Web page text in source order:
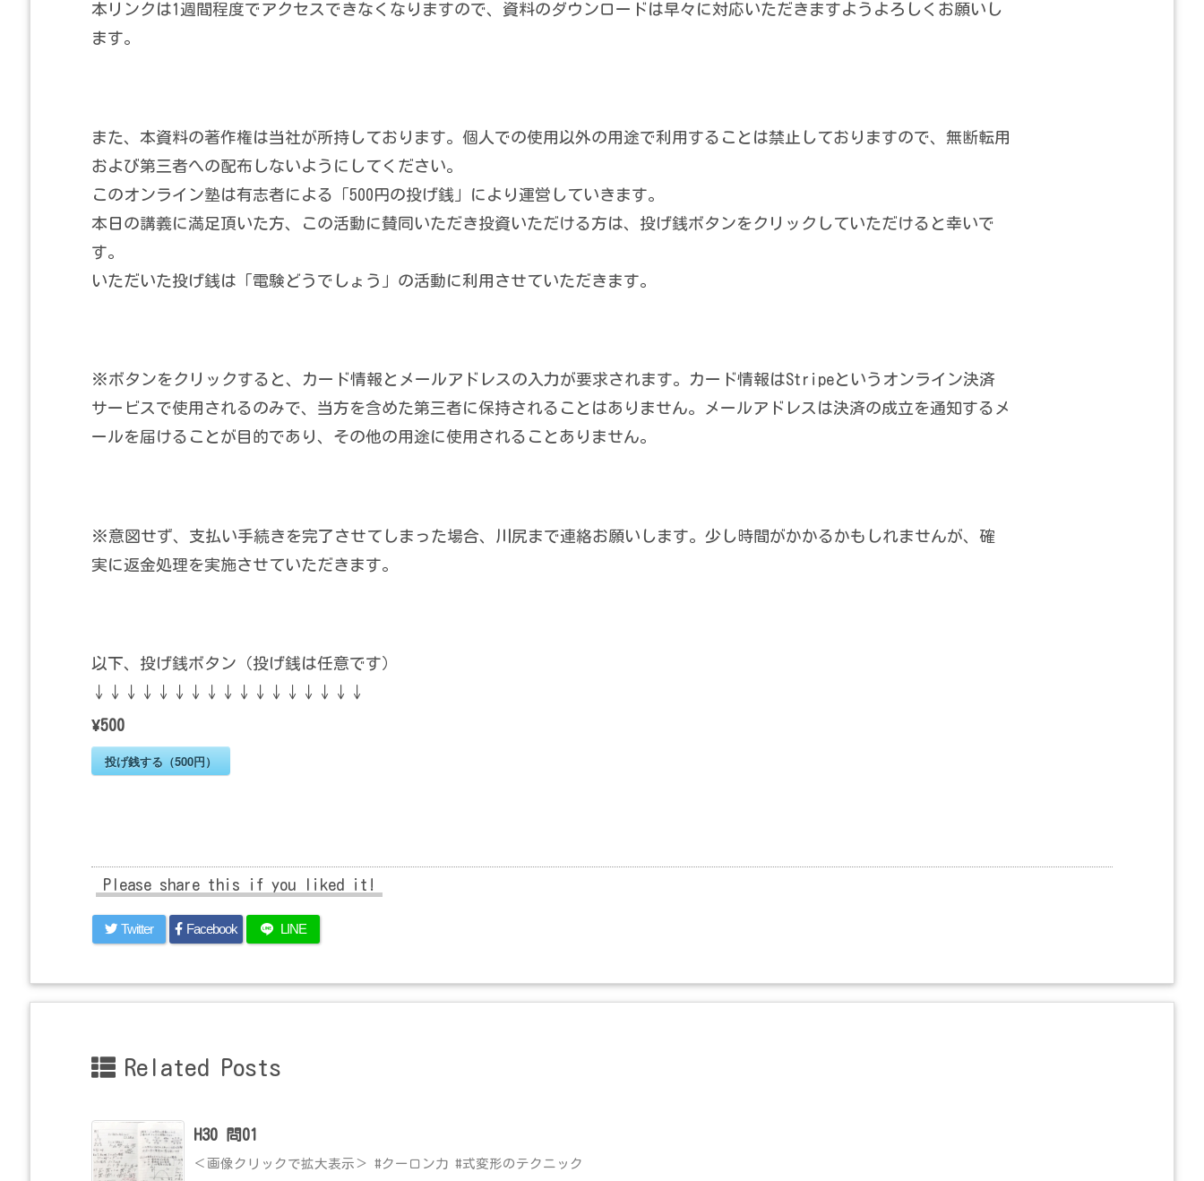
本リンクは1週間程度でアクセスできなくなりますので、資料のダウンロードは早々に対応いただきますようよろしくお願いし
ます。
また、本資料の著作権は当社が所持しております。個人での使用以外の用途で利用することは禁止しておりますので、無断転用
および第三者への配布しないようにしてください。
このオンライン塾は有志者による「500円の投げ銭」により運営していきます。
本日の講義に満足頂いた方、この活動に賛同いただき投資いただける方は、投げ銭ボタンをクリックしていただけると幸いで
す。
いただいた投げ銭は「電験どうでしょう」の活動に利用させていただきます。
※ボタンをクリックすると、カード情報とメールアドレスの入力が要求されます。カード情報はStripeというオンライン決済
サービスで使用されるのみで、当方を含めた第三者に保持されることはありません。メールアドレスは決済の成立を通知するメ
ールを届けることが目的であり、その他の用途に使用されることありません。
※意図せず、支払い手続きを完了させてしまった場合、川尻まで連絡お願いします。少し時間がかかるかもしれませんが、確
実に返金処理を実施させていただきます。
以下、投げ銭ボタン（投げ銭は任意です）
↓↓↓↓↓↓↓↓↓↓↓↓↓↓↓↓↓
¥500
投げ銭する（500円）
Please share this if you liked it!
Twitter Facebook LINE
Related Posts
H30 問01
＜画像クリックで拡大表示＞ #クーロン力 #式変形のテクニック